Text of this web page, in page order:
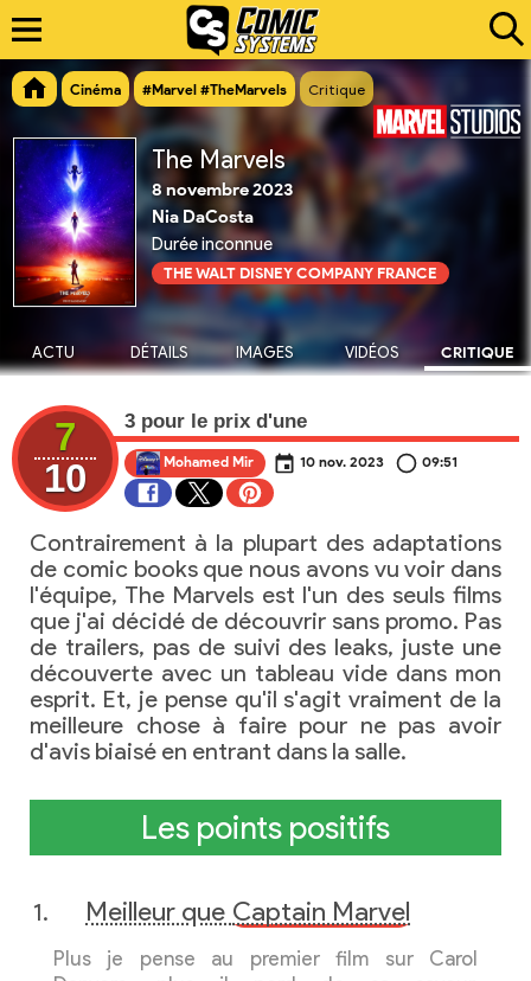
Cinéma #Marvel #TheMarvels Critique
The Marvels
8 novembre 2023
Nia DaCosta
Durée inconnue
THE WALT DISNEY COMPANY FRANCE
ACTU DÉTAILS IMAGES VIDÉOS CRITIQUE
7
10
3 pour le prix d'une
Mohamed Mir 10 nov. 2023 09:51
Contrairement à la plupart des adaptations
de comic books que nous avons vu voir dans
l'équipe, The Marvels est l'un des seuls films
que j'ai décidé de découvrir sans promo. Pas
de trailers, pas de suivi des leaks, juste une
découverte avec un tableau vide dans mon
esprit. Et, je pense qu'il s'agit vraiment de la
meilleure chose à faire pour ne pas avoir
d'avis biaisé en entrant dans la salle.
Les points positifs
Meilleur que Captain Marvel
Plus je pense au premier film sur Carol